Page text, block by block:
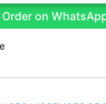
Order on